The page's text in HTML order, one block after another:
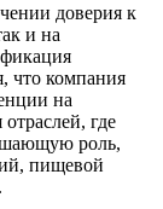
доверия к
и на
что компания
на
где
роль,
пищевой